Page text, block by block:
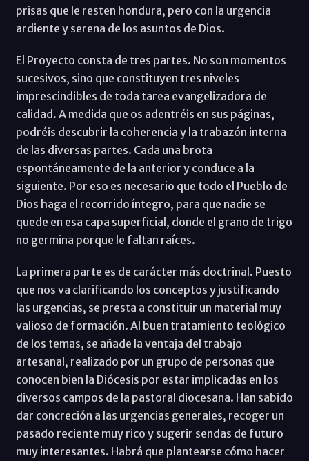
prisas que le resten hondura, pero con la urgencia
ardiente y serena de los asuntos de Dios.
El Proyecto consta de tres partes. No son momentos
sucesivos, sino que constituyen tres niveles
imprescindibles de toda tarea evangelizadora de
calidad. A medida que os adentréis en sus páginas,
podréis descubrir la coherencia y la trabazón interna
de las diversas partes. Cada una brota
espontáneamente de la anterior y conduce a la
siguiente. Por eso es necesario que todo el Pueblo de
Dios haga el recorrido íntegro, para que nadie se
quede en esa capa superficial, donde el grano de trigo
no germina porque le faltan raíces.
La primera parte es de carácter más doctrinal. Puesto
que nos va clarificando los conceptos y justificando
las urgencias, se presta a constituir un material muy
valioso de formación. Al buen tratamiento teológico
de los temas, se añade la ventaja del trabajo
artesanal, realizado por un grupo de personas que
conocen bien la Diócesis por estar implicadas en los
diversos campos de la pastoral diocesana. Han sabido
dar concreción a las urgencias generales, recoger un
pasado reciente muy rico y sugerir sendas de futuro
muy interesantes. Habrá que plantearse cómo hacer